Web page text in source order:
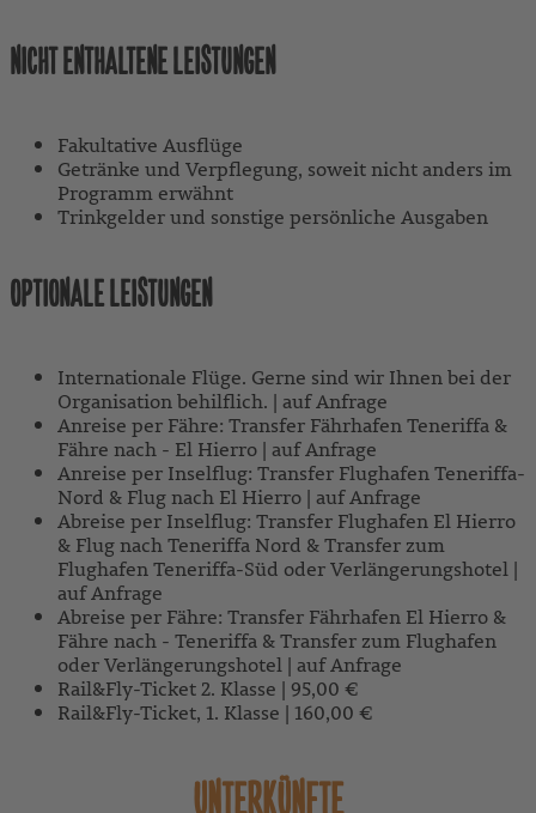
NICHT ENTHALTENE LEISTUNGEN
Fakultative Ausflüge
Getränke und Verpflegung, soweit nicht anders im
Programm erwähnt
Trinkgelder und sonstige persönliche Ausgaben
OPTIONALE LEISTUNGEN
Internationale Flüge. Gerne sind wir Ihnen bei der
Organisation behilflich. | auf Anfrage
Anreise per Fähre: Transfer Fährhafen Teneriffa &
Fähre nach - El Hierro | auf Anfrage
Anreise per Inselflug: Transfer Flughafen Teneriffa-
Nord & Flug nach El Hierro | auf Anfrage
Abreise per Inselflug: Transfer Flughafen El Hierro
& Flug nach Teneriffa Nord & Transfer zum
Flughafen Teneriffa-Süd oder Verlängerungshotel |
auf Anfrage
Abreise per Fähre: Transfer Fährhafen El Hierro &
Fähre nach - Teneriffa & Transfer zum Flughafen
oder Verlängerungshotel | auf Anfrage
Rail&Fly-Ticket 2. Klasse | 95,00 €
Rail&Fly-Ticket, 1. Klasse | 160,00 €
UNTERKÜNFTE